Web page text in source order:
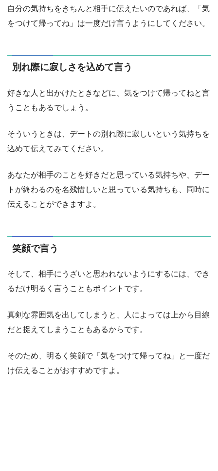
自分の気持ちをきちんと相手に伝えたいのであれば、「気
をつけて帰ってね」は一度だけ言うようにしてください。
別れ際に寂しさを込めて言う
好きな人と出かけたときなどに、気をつけて帰ってねと言
うこともあるでしょう。
そういうときは、デートの別れ際に寂しいという気持ちを
込めて伝えてみてください。
あなたが相手のことを好きだと思っている気持ちや、デー
トが終わるのを名残惜しいと思っている気持ちも、同時に
伝えることができますよ。
笑顔で言う
そして、相手にうざいと思われないようにするには、でき
るだけ明るく言うこともポイントです。
真剣な雰囲気を出してしまうと、人によっては上から目線
だと捉えてしまうこともあるからです。
そのため、明るく笑顔で「気をつけて帰ってね」と一度だ
け伝えることがおすすめですよ。